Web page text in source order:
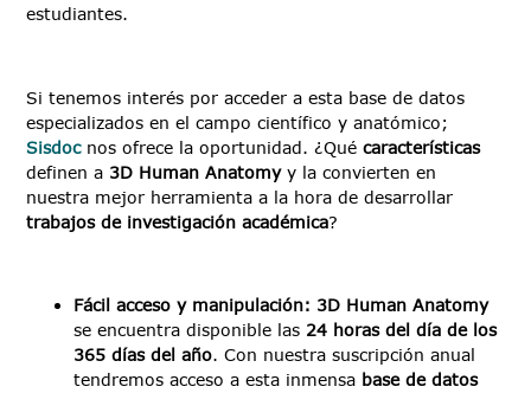
estudiantes.
Si tenemos interés por acceder a esta base de datos
especializados en el campo científico y anatómico;
Sisdocnos ofrece la oportunidad. ¿Quécaracterísticas
definen a 3D Human Anatomyy la convierten en
nuestra mejor herramienta a la hora de desarrollar
trabajos de investigación académica?
Fácil acceso y manipulación: 3D Human Anatomy
se encuentra disponible las 24 horas del día de los
365 días del año. Con nuestra suscripción anual
tendremos acceso a esta inmensa base de datos